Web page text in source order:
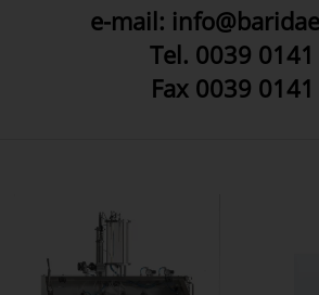
e-mail:
Tel. 0039
Fax 0039